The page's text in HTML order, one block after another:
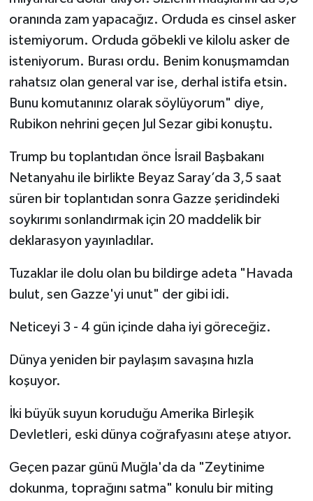
oranında zam yapacağız. Orduda es cinsel asker
istemiyorum. Orduda göbekli ve kilolu asker de
isteniyorum. Burası ordu. Benim konuşmamdan
rahatsız olan general var ise, derhal istifa etsin.
Bunu komutanınız olarak söylüyorum" diye,
Rubikon nehrini geçen Jul Sezar gibi konuştu.
Trump bu toplantıdan önce İsrail Başbakanı
Netanyahu ile birlikte Beyaz Saray’da 3,5 saat
süren bir toplantıdan sonra Gazze şeridindeki
soykırımı sonlandırmak için 20 maddelik bir
deklarasyon yayınladılar.
Tuzaklar ile dolu olan bu bildirge adeta "Havada
bulut, sen Gazze'yi unut" der gibi idi.
Neticeyi 3 - 4 gün içinde daha iyi göreceğiz.
Dünya yeniden bir paylaşım savaşına hızla
koşuyor.
İki büyük suyun koruduğu Amerika Birleşik
Devletleri, eski dünya coğrafyasını ateşe atıyor.
Geçen pazar günü Muğla'da da "Zeytinime
dokunma, toprağını satma" konulu bir miting